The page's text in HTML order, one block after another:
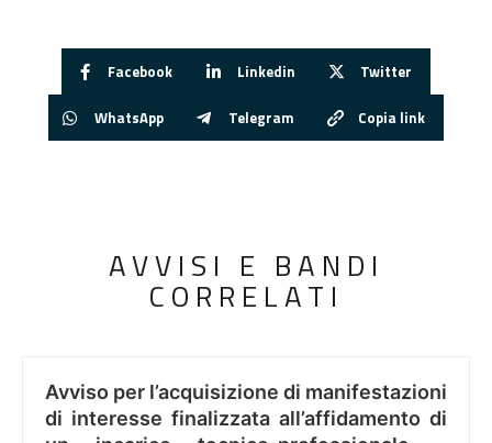
Facebook Linkedin Twitter
WhatsApp Telegram Copia link
AVVISI E BANDI
CORRELATI
Avviso per l’acquisizione di manifestazioni
di interesse finalizzata all’affidamento di